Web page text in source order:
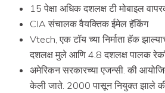
15 पेक्षा अधिक दशलक्ष टी मोबाइल
CIA संचालक वैयक्तिक ईमेल हॅकिंग
Vtech, एक टॉय च्या निर्माता हॅक
दशलक्ष मुले आणि 4.8 दशलक्ष पालक
अमेरिकन सरकारच्या एजन्सी. की
केली जाते. 2000 पासून नियुक्त झाले